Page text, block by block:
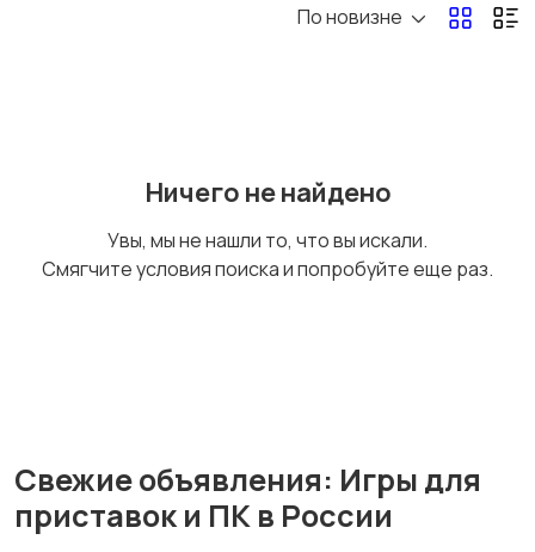
По новизне
Ничего не найдено
Увы, мы не нашли то, что вы искали.
Смягчите условия поиска и попробуйте еще раз.
Свежие объявления: Игры для
приставок и ПК в России